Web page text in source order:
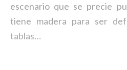
escenario que se precie
tiene madera para ser
tablas…